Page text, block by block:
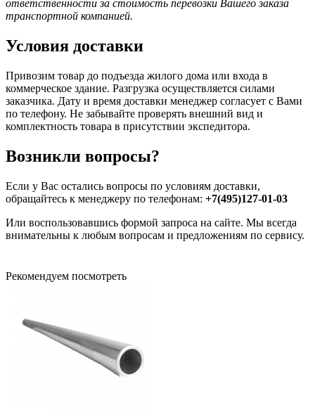
ответственности за стоимость перевозки Вашего заказа
транспортной компанией.
Условия доставки
Привозим товар до подъезда жилого дома или входа в
коммерческое здание. Разгрузка осуществляется силами
заказчика. Дату и время доставки менеджер согласует с Вами
по телефону. Не забывайте проверять внешний вид и
комплектность товара в присутствии экспедитора.
Возникли вопросы?
Если у Вас остались вопросы по условиям доставки,
обращайтесь к менеджеру по телефонам: +7(495)127-01-03
Или воспользовавшись формой запроса на сайте. Мы всегда
внимательны к любым вопросам и предложениям по сервису.
Рекомендуем посмотреть